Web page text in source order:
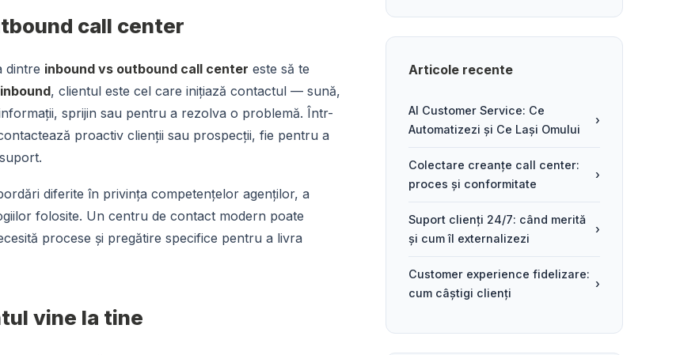
call center
dintre inbound vs outbound call center este să te
inbound, clientul este cel care inițiază contactul — sună,
sprijin sau pentru a rezolva o problemă. Într-
proactiv clienții sau prospecții, fie pentru a
diferite în privința competențelor agenților, a
folosite. Un centru de contact modern poate
procese și pregătire specifice pentru a livra
vine la tine
Articole recente
AI Customer Service: Ce
Automatizezi și Ce Lași Omului
›
Colectare creanțe call center:
proces și conformitate
›
Suport clienți 24/7: când merită
și cum îl externalizezi
›
Customer experience fidelizare:
cum câștigi clienți
›